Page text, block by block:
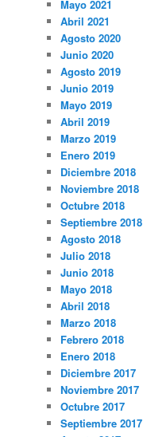
Mayo 2021
Abril 2021
Agosto 2020
Junio 2020
Agosto 2019
Junio 2019
Mayo 2019
Abril 2019
Marzo 2019
Enero 2019
Diciembre 2018
Noviembre 2018
Octubre 2018
Septiembre 2018
Agosto 2018
Julio 2018
Junio 2018
Mayo 2018
Abril 2018
Marzo 2018
Febrero 2018
Enero 2018
Diciembre 2017
Noviembre 2017
Octubre 2017
Septiembre 2017